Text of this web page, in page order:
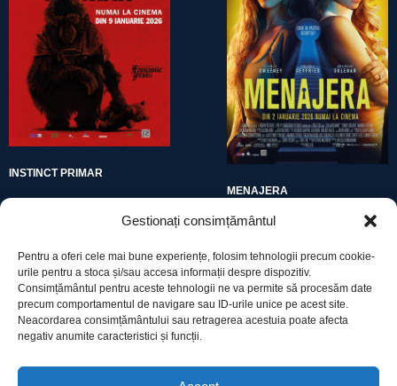
Gestionați consimțământul
Pentru a oferi cele mai bune experiențe, folosim tehnologii precum cookie-
urile pentru a stoca și/sau accesa informații despre dispozitiv.
Consimțământul pentru aceste tehnologii ne va permite să procesăm date
precum comportamentul de navigare sau ID-urile unice pe acest site.
Neacordarea consimțământului sau retragerea acestuia poate afecta
negativ anumite caracteristici și funcții.
INSTINCT PRIMAR
MENAJERA
Utile